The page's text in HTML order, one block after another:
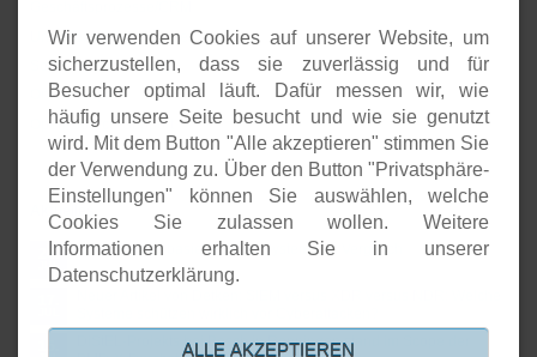
Unternehmenspräsenzen
Software-Entwicklung
Onlineshops
Open-Source-Support
24.
JUL
Open Source basierte SIEM-Systeme im Vergleich
DiStEL-Projekts bei Bosch in Renningen stand im Scope der
Wir verwenden Cookies auf unserer Website, um
sicherzustellen, dass sie zuverlässig und für
Besucher optimal läuft. Dafür messen wir, wie
häufig unsere Seite besucht und wie sie genutzt
wird. Mit dem Button "Alle akzeptieren" stimmen Sie
der Verwendung zu. Über den Button "Privatsphäre-
Einstellungen" können Sie auswählen, welche
Cookies Sie zulassen wollen. Weitere
Informationen erhalten Sie in unserer
Datenschutzerklärung.
ALLE AKZEPTIEREN